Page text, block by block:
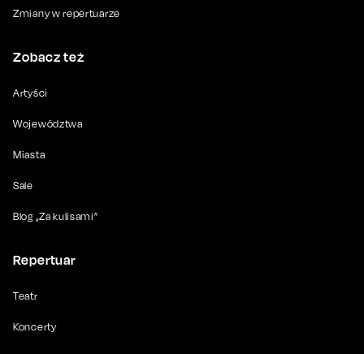
Zmiany w repertuarze
Zobacz też
Artyści
Województwa
Miasta
Sale
Blog „Za kulisami”
Repertuar
Teatr
Koncerty